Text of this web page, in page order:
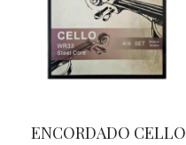
ENCORDADO CELLO